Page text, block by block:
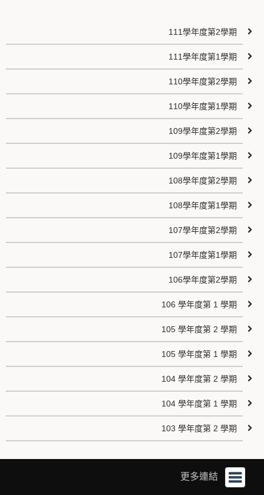
111學年度第2學期
111學年度第1學期
110學年度第2學期
110學年度第1學期
109學年度第2學期
109學年度第1學期
108學年度第2學期
108學年度第1學期
107學年度第2學期
107學年度第1學期
106學年度第2學期
106 學年度第 1 學期
105 學年度第 2 學期
105 學年度第 1 學期
104 學年度第 2 學期
104 學年度第 1 學期
103 學年度第 2 學期
更多連結